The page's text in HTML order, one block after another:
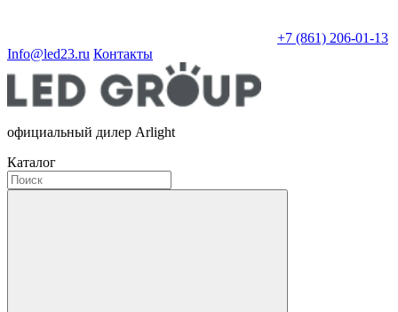
+7 (861) 206-01-13
Info@led23.ru Контакты
официальный дилер Arlight
Каталог